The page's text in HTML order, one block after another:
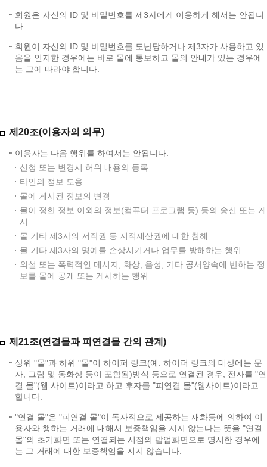
회원은 자신의 ID 및 비밀번호를 제3자에게 이용하게 해서는 안됩니
다.
회원이 자신의 ID 및 비밀번호를 도난당하거나 제3자가 사용하고 있
음을 인지한 경우에는 바로 몰에 통보하고 몰의 안내가 있는 경우에
는 그에 따라야 합니다.
제20조(이용자의 의무)
이용자는 다음 행위를 하여서는 안됩니다.
신청 또는 변경시 허위 내용의 등록
타인의 정보 도용
몰에 게시된 정보의 변경
몰이 정한 정보 이외의 정보(컴퓨터 프로그램 등) 등의 송신 또는 게
시
몰 기타 제3자의 저작권 등 지적재산권에 대한 침해
몰 기타 제3자의 명예를 손상시키거나 업무를 방해하는 행위
외설 또는 폭력적인 메시지, 화상, 음성, 기타 공서양속에 반하는 정
보를 몰에 공개 또는 게시하는 행위
제21조(연결몰과 피연결몰 간의 관계)
상위 "몰"과 하위 "몰"이 하이퍼 링크(예: 하이퍼 링크의 대상에는 문
자, 그림 및 동화상 등이 포함됨)방식 등으로 연결된 경우, 전자를 "연
결 몰"(웹 사이트)이라고 하고 후자를 "피연결 몰"(웹사이트)이라고
합니다.
"연결 몰"은 "피연결 몰"이 독자적으로 제공하는 재화등에 의하여 이
용자와 행하는 거래에 대해서 보증책임을 지지 않는다는 뜻을 "연결
몰"의 초기화면 또는 연결되는 시점의 팝업화면으로 명시한 경우에
는 그 거래에 대한 보증책임을 지지 않습니다.